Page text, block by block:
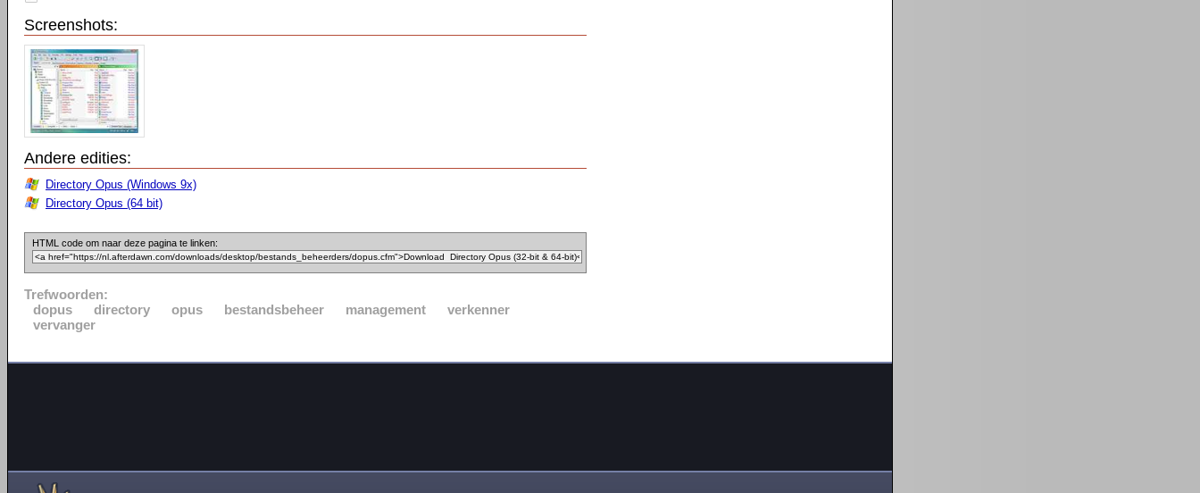
Screenshots:
Andere edities:
Directory Opus (Windows 9x)
Directory Opus (64 bit)
HTML code om naar deze pagina te linken:
Trefwoorden:
dopus
directory opus bestandsbeheer management
verkenner
vervanger